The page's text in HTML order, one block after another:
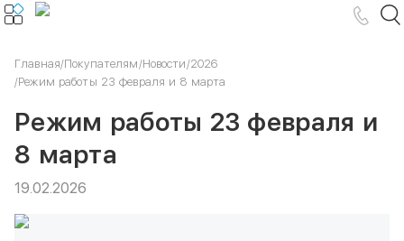
Главная/Покупателям/Новости/2026
/Режим работы 23 февраля и 8 марта
Режим работы 23 февраля и
8 марта
19.02.2026